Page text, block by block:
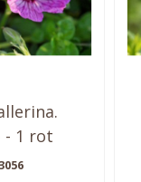
- 1 rot